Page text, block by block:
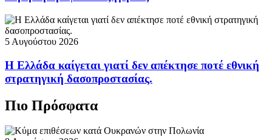
5 Αυγούστου 2026
Η Ελλάδα καίγεται γιατί δεν απέκτησε ποτέ εθνική
στρατηγική δασοπροστασίας.
Πιο Πρόσφατα